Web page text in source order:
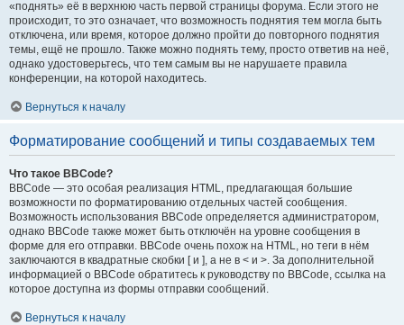
«поднять» её в верхнюю часть первой страницы форума. Если этого не
происходит, то это означает, что возможность поднятия тем могла быть
отключена, или время, которое должно пройти до повторного поднятия
темы, ещё не прошло. Также можно поднять тему, просто ответив на неё,
однако удостоверьтесь, что тем самым вы не нарушаете правила
конференции, на которой находитесь.
Вернуться к началу
Форматирование сообщений и типы создаваемых тем
Что такое BBCode?
BBCode — это особая реализация HTML, предлагающая большие
возможности по форматированию отдельных частей сообщения.
Возможность использования BBCode определяется администратором,
однако BBCode также может быть отключён на уровне сообщения в
форме для его отправки. BBCode очень похож на HTML, но теги в нём
заключаются в квадратные скобки [ и ], а не в < и >. За дополнительной
информацией о BBCode обратитесь к руководству по BBCode, ссылка на
которое доступна из формы отправки сообщений.
Вернуться к началу